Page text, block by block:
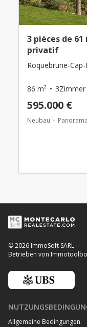
3 pièces de
privatif
Roquebrune-
86 m² 3Zimmer
595.000 €
Neubau
© 2026 ImmoSoft SARL
Betrieben von
Allgemeine Bedingungen